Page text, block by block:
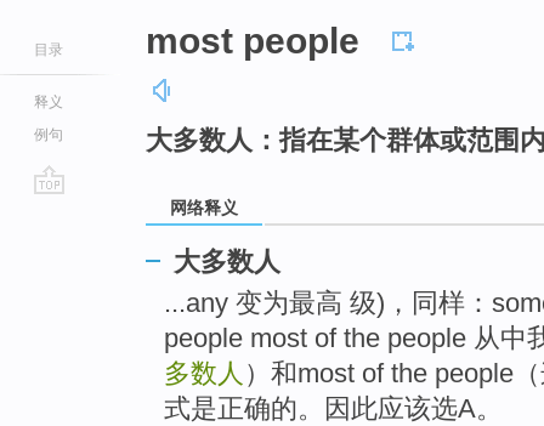
目录
释义
例句
most people
大多数人：指在某个群体或范围
网络释义
大多数人
...any 变为最高 级)，同样：
people most of the people 从中
多数人 ）和most of the people
式是正确的。因此应该选A。